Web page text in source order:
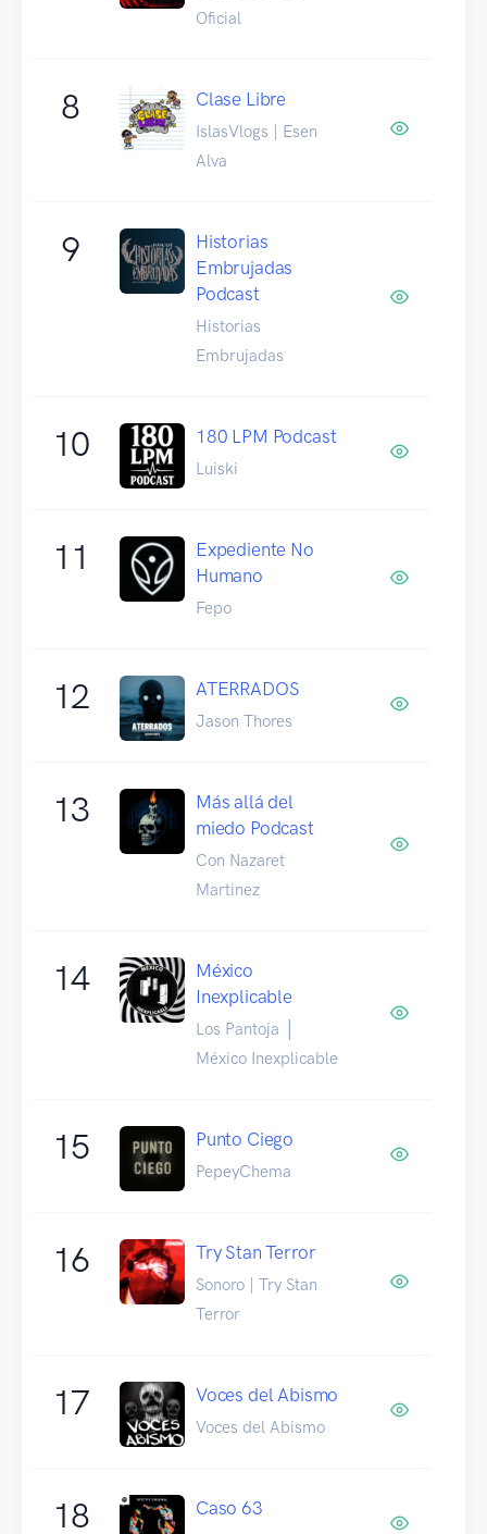
Oficial
8 Clase Libre
IslasVlogs | Esen
Alva
9
Historias
Embrujadas
Podcast
Historias
Embrujadas
10 180 LPM Podcast
Luiski
11
Expediente No
Humano
Fepo
12 ATERRADOS
Jason Thores
13
Más allá del
miedo Podcast
Con Nazaret
Martinez
14
México
Inexplicable
Los Pantoja │
México Inexplicable
15 Punto Ciego
PepeyChema
16 Try Stan Terror
Sonoro | Try Stan
Terror
17 Voces del Abismo
Voces del Abismo
18 Caso 63